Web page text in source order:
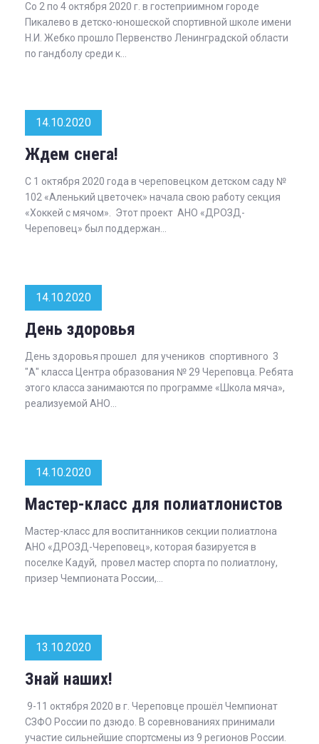
Со 2 по 4 октября 2020 г. в гостеприимном городе
Пикалево в детско-юношеской спортивной школе имени
Н.И. Жебко прошло Первенство Ленинградской области
по гандболу среди к...
14.10.2020
Ждем снега!
С 1 октября 2020 года в череповецком детском саду №
102 «Аленький цветочек» начала свою работу секция
«Хоккей с мячом». Этот проект АНО «ДРОЗД-
Череповец» был поддержан...
14.10.2020
День здоровья
День здоровья прошел для учеников спортивного 3
"А" класса Центра образования № 29 Череповца. Ребята
этого класса занимаются по программе «Школа мяча»,
реализуемой АНО...
14.10.2020
Мастер-класс для полиатлонистов
Мастер-класс для воспитанников секции полиатлона
АНО «ДРОЗД-Череповец», которая базируется в
поселке Кадуй, провел мастер спорта по полиатлону,
призер Чемпионата России,...
13.10.2020
Знай наших!
9-11 октября 2020 в г. Череповце прошёл Чемпионат
СЗФО России по дзюдо. В соревнованиях принимали
участие сильнейшие спортсмены из 9 регионов России.